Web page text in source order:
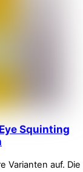
Squinting
Varianten auf. Die